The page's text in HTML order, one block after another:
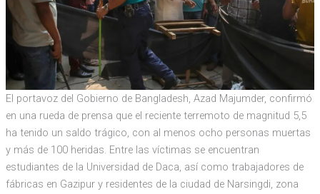
El portavoz del Gobierno de Bangladesh, Azad Majumder, confirmó
en una rueda de prensa que el reciente terremoto de magnitud 5,5
ha tenido un saldo trágico, con al menos ocho personas muertas
y más de 100 heridas. Entre las víctimas se encuentran
estudiantes de la Universidad de Daca, así como trabajadores de
fábricas en Gazipur y residentes de la ciudad de Narsingdi, zona